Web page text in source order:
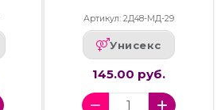
Артикул: 2Д48-МД-29
Унисекс
145.00 руб.